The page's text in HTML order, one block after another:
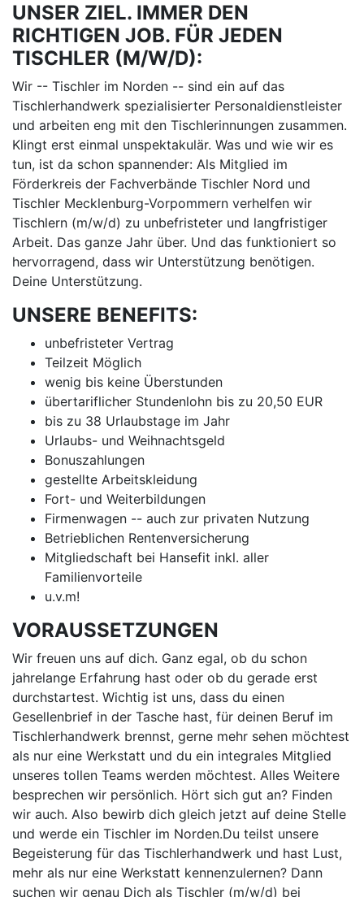
UNSER ZIEL. IMMER DEN
RICHTIGEN JOB. FÜR JEDEN
TISCHLER (M/W/D):
Wir -- Tischler im Norden -- sind ein auf das
Tischlerhandwerk spezialisierter Personaldienstleister
und arbeiten eng mit den Tischlerinnungen zusammen.
Klingt erst einmal unspektakulär. Was und wie wir es
tun, ist da schon spannender: Als Mitglied im
Förderkreis der Fachverbände Tischler Nord und
Tischler Mecklenburg-Vorpommern verhelfen wir
Tischlern (m/w/d) zu unbefristeter und langfristiger
Arbeit. Das ganze Jahr über. Und das funktioniert so
hervorragend, dass wir Unterstützung benötigen.
Deine Unterstützung.
UNSERE BENEFITS:
unbefristeter Vertrag
Teilzeit Möglich
wenig bis keine Überstunden
übertariflicher Stundenlohn bis zu 20,50 EUR
bis zu 38 Urlaubstage im Jahr
Urlaubs- und Weihnachtsgeld
Bonuszahlungen
gestellte Arbeitskleidung
Fort- und Weiterbildungen
Firmenwagen -- auch zur privaten Nutzung
Betrieblichen Rentenversicherung
Mitgliedschaft bei Hansefit inkl. aller
Familienvorteile
u.v.m!
VORAUSSETZUNGEN
Wir freuen uns auf dich. Ganz egal, ob du schon
jahrelange Erfahrung hast oder ob du gerade erst
durchstartest. Wichtig ist uns, dass du einen
Gesellenbrief in der Tasche hast, für deinen Beruf im
Tischlerhandwerk brennst, gerne mehr sehen möchtest
als nur eine Werkstatt und du ein integrales Mitglied
unseres tollen Teams werden möchtest. Alles Weitere
besprechen wir persönlich. Hört sich gut an? Finden
wir auch. Also bewirb dich gleich jetzt auf deine Stelle
und werde ein Tischler im Norden.Du teilst unsere
Begeisterung für das Tischlerhandwerk und hast Lust,
mehr als nur eine Werkstatt kennenzulernen? Dann
suchen wir genau Dich als Tischler (m/w/d) bei